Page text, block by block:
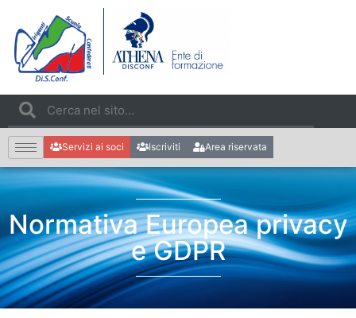
Servizi ai soci Iscriviti Area riservata
Normativa Europea privacy
e GDPR